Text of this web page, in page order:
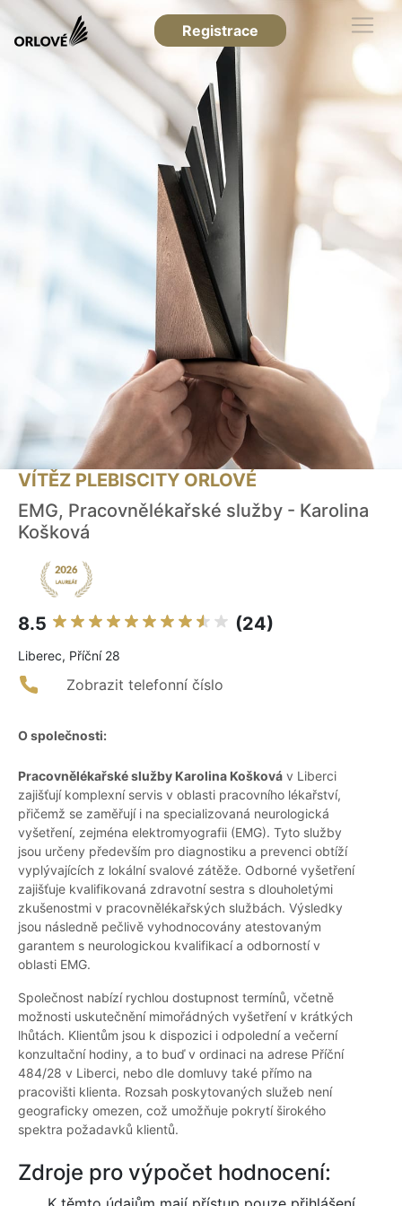
Registrace
VÍTĚZ PLEBISCITY ORLOVÉ
EMG, Pracovnělékařské služby - Karolina
Košková
8.5 (24)
Liberec, Příční 28
Zobrazit telefonní číslo
O společnosti:
Pracovnělékařské služby Karolina Košková v Liberci
zajišťují komplexní servis v oblasti pracovního lékařství,
přičemž se zaměřují i na specializovaná neurologická
vyšetření, zejména elektromyografii (EMG). Tyto služby
jsou určeny především pro diagnostiku a prevenci obtíží
vyplývajících z lokální svalové zátěže. Odborné vyšetření
zajišťuje kvalifikovaná zdravotní sestra s dlouholetými
zkušenostmi v pracovnělékařských službách. Výsledky
jsou následně pečlivě vyhodnocovány atestovaným
garantem s neurologickou kvalifikací a odborností v
oblasti EMG.
Společnost nabízí rychlou dostupnost termínů, včetně
možnosti uskutečnění mimořádných vyšetření v krátkých
lhůtách. Klientům jsou k dispozici i odpolední a večerní
konzultační hodiny, a to buď v ordinaci na adrese Příční
484/28 v Liberci, nebo dle domluvy také přímo na
pracovišti klienta. Rozsah poskytovaných služeb není
geograficky omezen, což umožňuje pokrytí širokého
spektra požadavků klientů.
Zdroje pro výpočet hodnocení: